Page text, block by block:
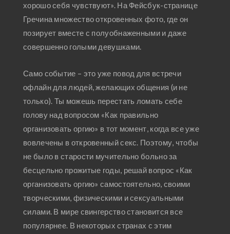
хорошо себя чувствуют». На Фейсбук-странице
Гречина множество откровенных фото, где он
позирует вместе с полуобнаженными и даже
совершенно голыми девушками.
Само событие – это уже повод для встречи
офлайн для людей, желающих общения (и не
только). Ты можешь перестать ломать себе
голову над вопросом «Как правильно
организовать оргию» в тот момент, когда все уже
вовлечены в откровенный секс. Поэтому, чтобы
не было в старости мучительно больно за
бесцельно прожитые годы, решай вопрос «Как
организовать оргию» самостоятельно, своими
творческими, физическими и сексуальными
силами. В мире свингерство становится все
популярнее. В некоторых странах с этим